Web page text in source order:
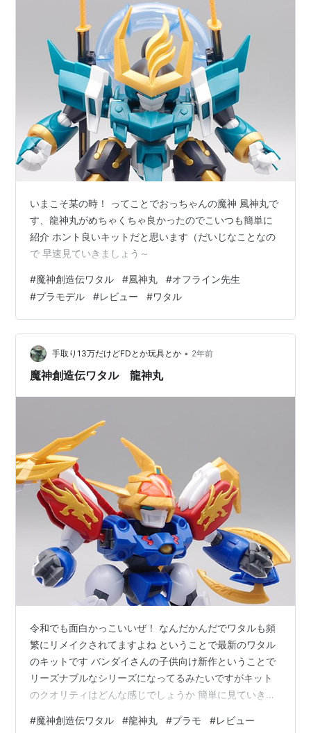
いまこそ某の時！ ってことでおっちゃんの魔神 風神丸で
す、龍神丸がめちゃくちゃ良かったのでこいつも簡単に
紹介 ホント良いキットだと思います（だいじなことなの
で 早速見ていきましょう～
#魔神創造伝ワタル #風神丸 #オフライン先生
#プラモデル #レビュー #ワタル
手取り13万だけどFDとか玩具とか • 2年前
魔神創造伝ワタル 龍神丸
令和でも面白かっこいいぜ！ なんだかんだでワタルも頻
繁にリメイクされてますよね ということで最新のワタル
のキットです バンダイさんの子供向け新作ということで
リーズナブルなシリーズになってるみたいですがキット
のクオリティはどんな感じでしょうか 簡単に見ていきま
#魔神創造伝ワタル #龍神丸 #プラモ #レビュー